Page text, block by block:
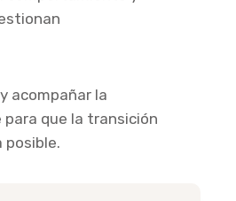
acompañar la
que la transición
posible.